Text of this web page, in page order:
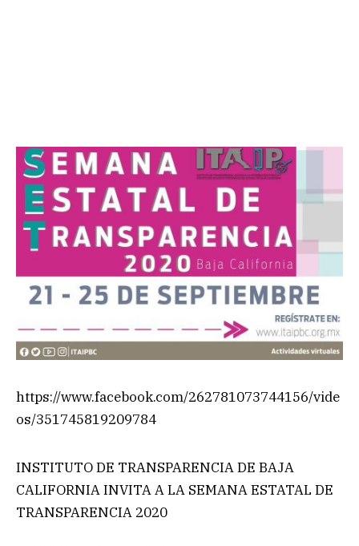
https://www.facebook.com/262781073744156/vide
os/351745819209784
INSTITUTO DE TRANSPARENCIA DE BAJA
CALIFORNIA INVITA A LA SEMANA ESTATAL DE
TRANSPARENCIA 2020